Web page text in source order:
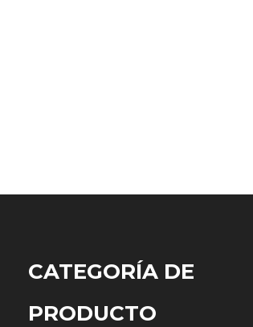
CATEGORÍA DE
PRODUCTO